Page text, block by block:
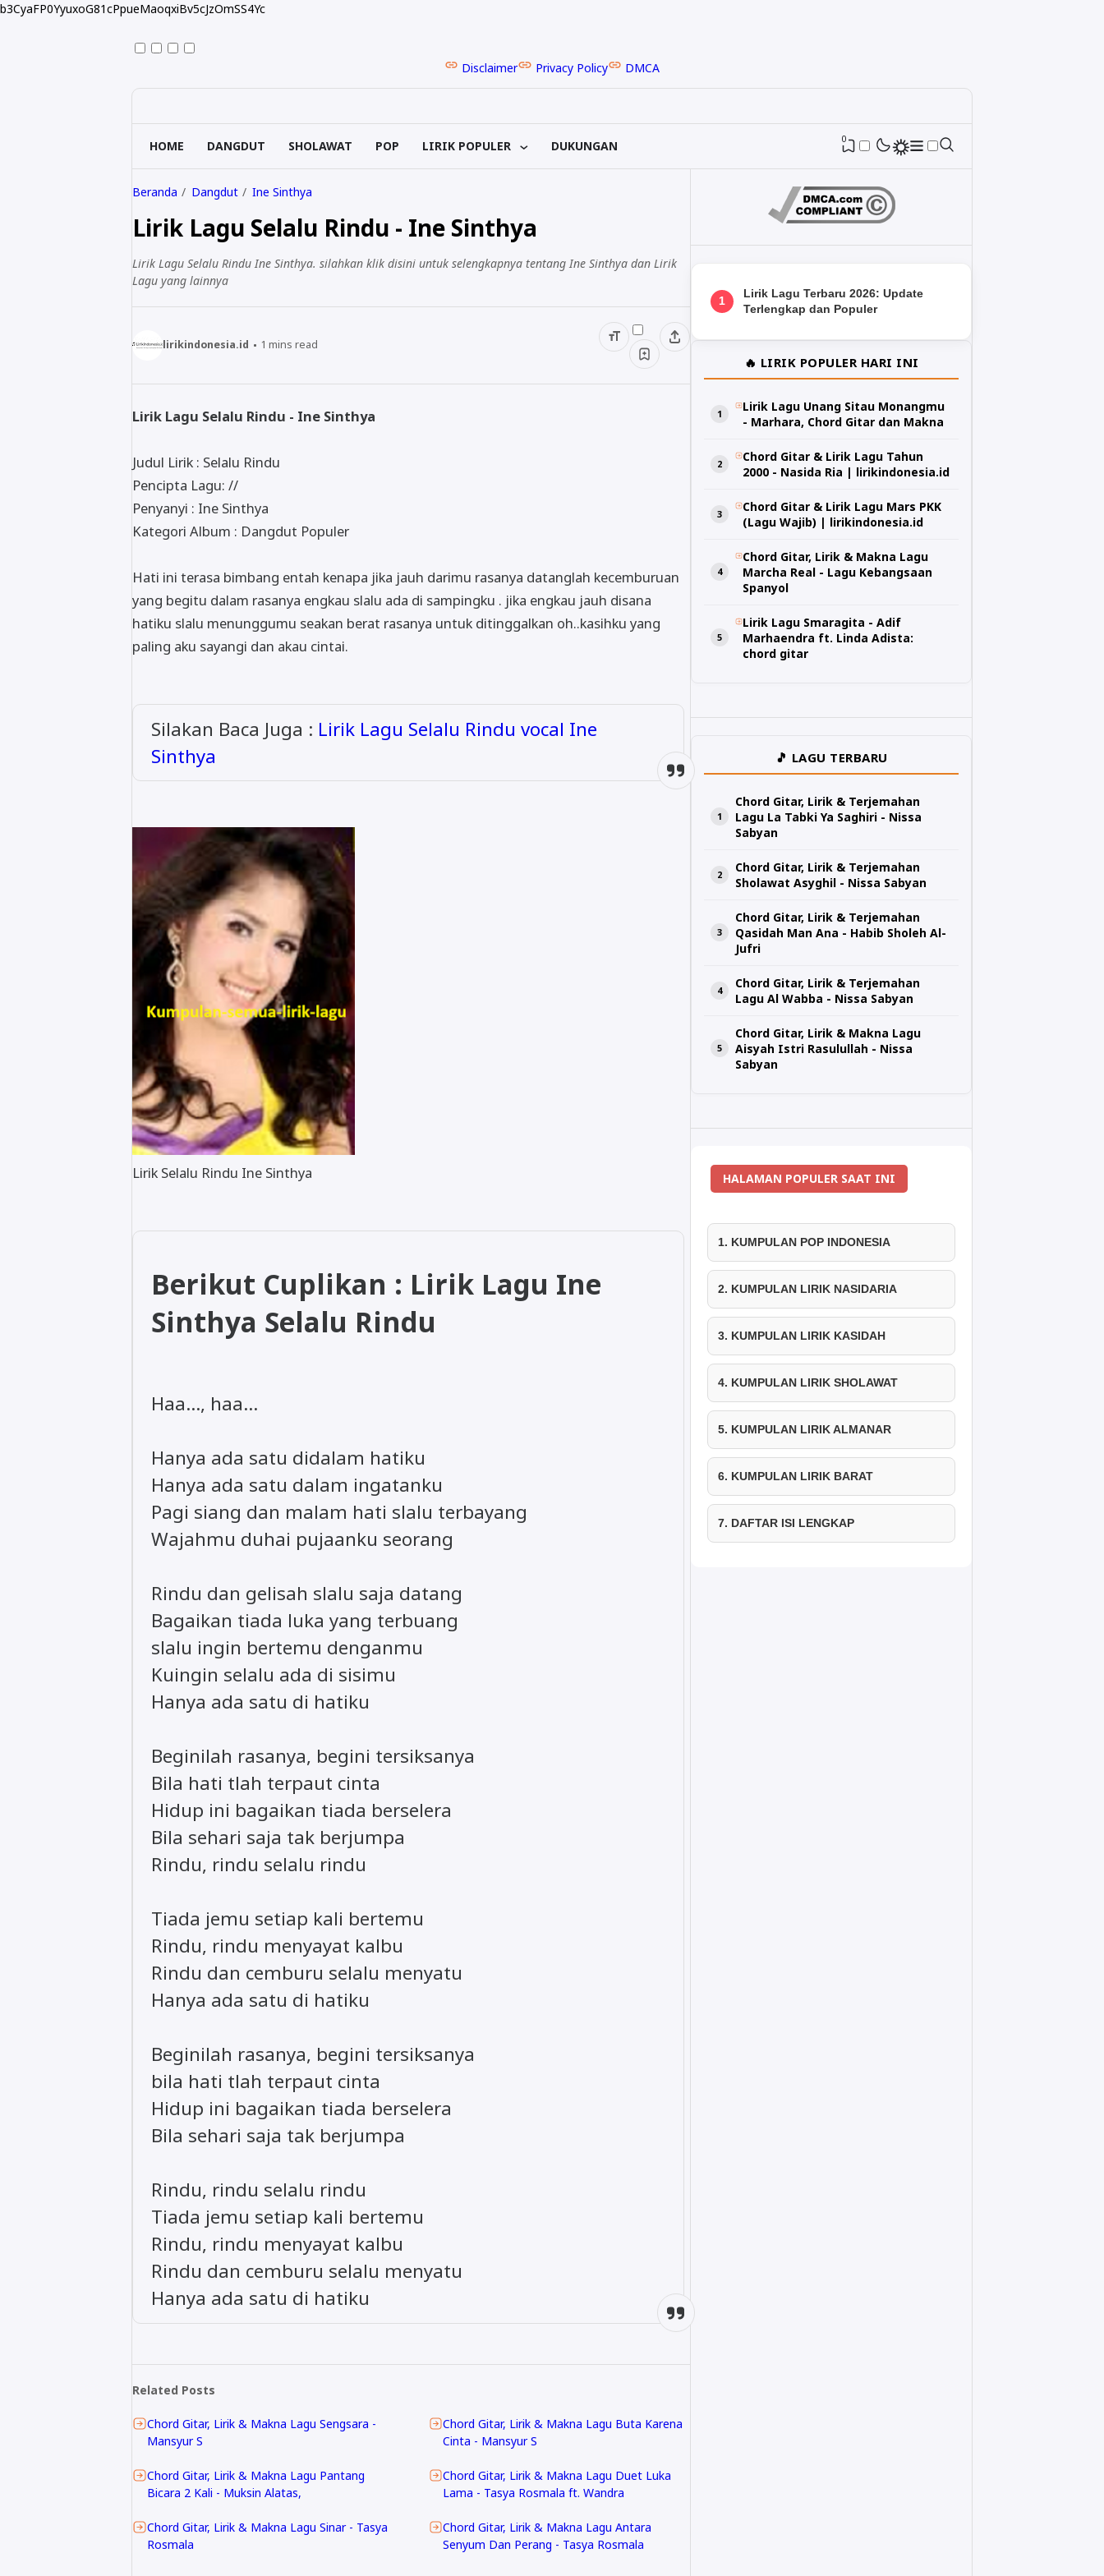
b3CyaFP0YyuxoG81cPpueMaoqxiBv5cJzOmSS4Yc
Disclaimer Privacy Policy DMCA
HOME DANGDUT SHOLAWAT POP LIRIK POPULER DUKUNGAN 0
Beranda Dangdut Ine Sinthya
Lirik Lagu Selalu Rindu - Ine Sinthya
Lirik Lagu Selalu Rindu Ine Sinthya. silahkan klik disini untuk selengkapnya tentang Ine Sinthya dan Lirik
Lagu yang lainnya
lirikindonesia.id 1 mins read
Lirik Lagu Selalu Rindu - Ine Sinthya
Judul Lirik : Selalu Rindu
Pencipta Lagu: //
Penyanyi : Ine Sinthya
Kategori Album : Dangdut Populer
Hati ini terasa bimbang entah kenapa jika jauh darimu rasanya datanglah kecemburuan
yang begitu dalam rasanya engkau slalu ada di sampingku . jika engkau jauh disana
hatiku slalu menunggumu seakan berat rasanya untuk ditinggalkan oh..kasihku yang
paling aku sayangi dan akau cintai.
Silakan Baca Juga : Lirik Lagu Selalu Rindu vocal Ine
Sinthya
Lirik Selalu Rindu Ine Sinthya
Berikut Cuplikan : Lirik Lagu Ine
Sinthya Selalu Rindu
Haa…, haa…
Hanya ada satu didalam hatiku
Hanya ada satu dalam ingatanku
Pagi siang dan malam hati slalu terbayang
Wajahmu duhai pujaanku seorang
Rindu dan gelisah slalu saja datang
Bagaikan tiada luka yang terbuang
slalu ingin bertemu denganmu
Kuingin selalu ada di sisimu
Hanya ada satu di hatiku
Beginilah rasanya, begini tersiksanya
Bila hati tlah terpaut cinta
Hidup ini bagaikan tiada berselera
Bila sehari saja tak berjumpa
Rindu, rindu selalu rindu
Tiada jemu setiap kali bertemu
Rindu, rindu menyayat kalbu
Rindu dan cemburu selalu menyatu
Hanya ada satu di hatiku
Beginilah rasanya, begini tersiksanya
bila hati tlah terpaut cinta
Hidup ini bagaikan tiada berselera
Bila sehari saja tak berjumpa
Rindu, rindu selalu rindu
Tiada jemu setiap kali bertemu
Rindu, rindu menyayat kalbu
Rindu dan cemburu selalu menyatu
Hanya ada satu di hatiku
Related Posts
Chord Gitar, Lirik & Makna Lagu Sengsara -
Mansyur S
Chord Gitar, Lirik & Makna Lagu Buta Karena
Cinta - Mansyur S
Chord Gitar, Lirik & Makna Lagu Pantang
Bicara 2 Kali - Muksin Alatas,
Chord Gitar, Lirik & Makna Lagu Duet Luka
Lama - Tasya Rosmala ft. Wandra
Chord Gitar, Lirik & Makna Lagu Sinar - Tasya
Rosmala
Chord Gitar, Lirik & Makna Lagu Antara
Senyum Dan Perang - Tasya Rosmala
1
Lirik Lagu Terbaru 2026: Update
Terlengkap dan Populer
🔥 LIRIK POPULER HARI INI
Lirik Lagu Unang Sitau Monangmu
- Marhara, Chord Gitar dan Makna
Chord Gitar & Lirik Lagu Tahun
2000 - Nasida Ria | lirikindonesia.id
Chord Gitar & Lirik Lagu Mars PKK
(Lagu Wajib) | lirikindonesia.id
Chord Gitar, Lirik & Makna Lagu
Marcha Real - Lagu Kebangsaan
Spanyol
Lirik Lagu Smaragita - Adif
Marhaendra ft. Linda Adista:
chord gitar
🎵 LAGU TERBARU
Chord Gitar, Lirik & Terjemahan
Lagu La Tabki Ya Saghiri - Nissa
Sabyan
Chord Gitar, Lirik & Terjemahan
Sholawat Asyghil - Nissa Sabyan
Chord Gitar, Lirik & Terjemahan
Qasidah Man Ana - Habib Sholeh Al-
Jufri
Chord Gitar, Lirik & Terjemahan
Lagu Al Wabba - Nissa Sabyan
Chord Gitar, Lirik & Makna Lagu
Aisyah Istri Rasulullah - Nissa
Sabyan
HALAMAN POPULER SAAT INI
1. KUMPULAN POP INDONESIA
2. KUMPULAN LIRIK NASIDARIA
3. KUMPULAN LIRIK KASIDAH
4. KUMPULAN LIRIK SHOLAWAT
5. KUMPULAN LIRIK ALMANAR
6. KUMPULAN LIRIK BARAT
7. DAFTAR ISI LENGKAP